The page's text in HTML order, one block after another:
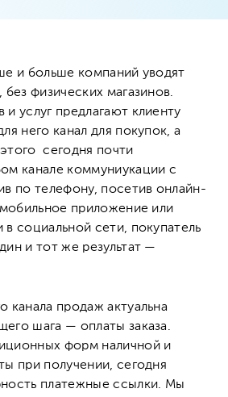
и больше компаний уводят
физических магазинов.
и услуг предлагают клиенту
него канал для покупок, а
сегодня почти
канале коммуниукации с
по телефону, посетив онлайн-
приложение или
социальной сети, покупатель
и тот же результат —
канала продаж актуальна
шага — оплаты заказа.
форм наличной и
при получении, сегодня
платежные ссылки. Мы